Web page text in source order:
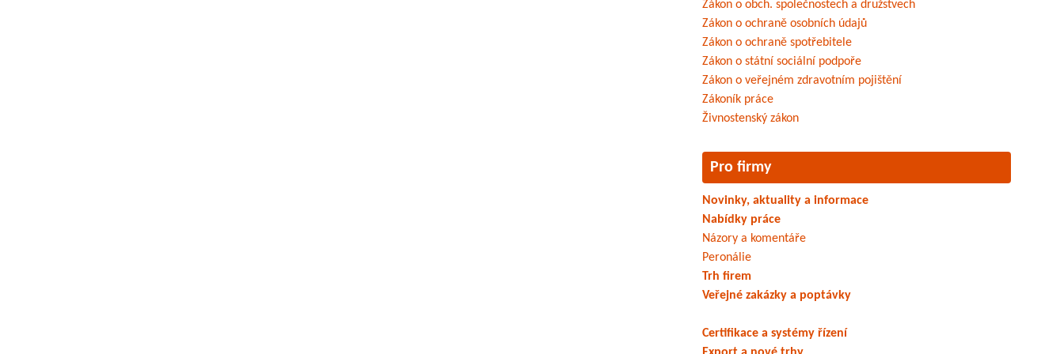
Zákon o obch. společnostech a družstvech
Zákon o ochraně osobních údajů
Zákon o ochraně spotřebitele
Zákon o státní sociální podpoře
Zákon o veřejném zdravotním pojištění
Zákoník práce
Živnostenský zákon
Pro firmy
Novinky, aktuality a informace
Nabídky práce
Názory a komentáře
Peronálie
Trh firem
Veřejné zakázky a poptávky
Certifikace a systémy řízení